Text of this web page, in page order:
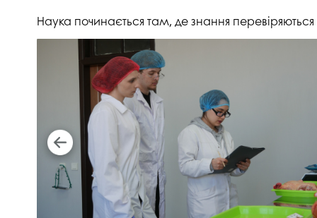
Наші контакти
Публічна інформація
Антикорупційна діяльність
Меморіал пам'яті
освітнього
Студентське
Навчально-
Дорадча служба
Наука починається там, де знання